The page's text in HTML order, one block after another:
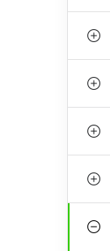
n
n
p
e
i